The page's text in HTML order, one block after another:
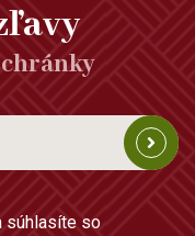
súhlasíte so